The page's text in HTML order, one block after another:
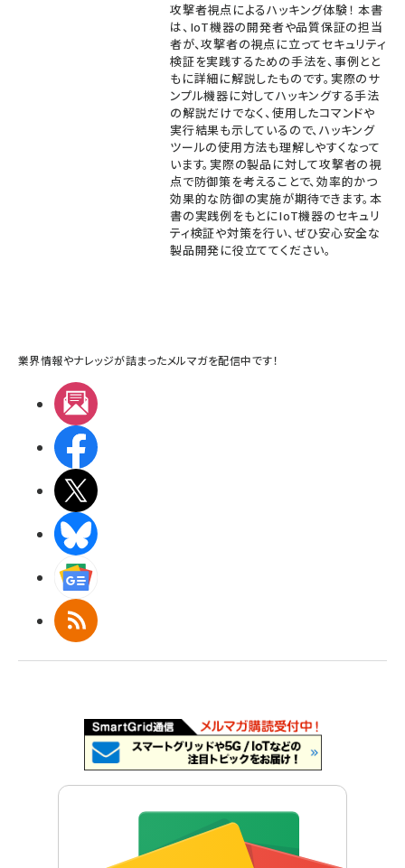
攻撃者視点によるハッキング体験！ 本書
は、IoT機器の開発者や品質保証の担当
者が、攻撃者の視点に立ってセキュリティ
検証を実践するための手法を、事例とと
もに詳細に解説したものです。実際のサ
ンプル機器に対してハッキングする手法
の解説だけでなく、使用したコマンドや
実行結果も示しているので、ハッキング
ツールの使用方法も理解しやすくなって
います。実際の製品に対して攻撃者の視
点で防御策を考えることで、効率的かつ
効果的な防御の実施が期待できます。本
書の実践例をもとにIoT機器のセキュリ
ティ検証や対策を行い、ぜひ安心安全な
製品開発に役立ててください。
業界情報やナレッジが詰まったメルマガを配信中です！
RSS